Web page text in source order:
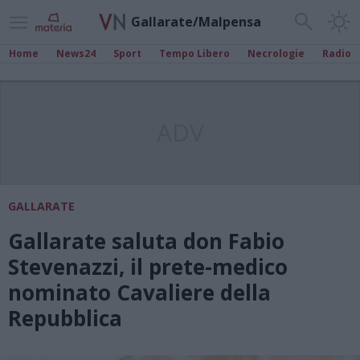
Gallarate/Malpensa
Home News24 Sport Tempo Libero Necrologie Radio
GALLARATE
Gallarate saluta don Fabio
Stevenazzi, il prete-medico
nominato Cavaliere della
Repubblica